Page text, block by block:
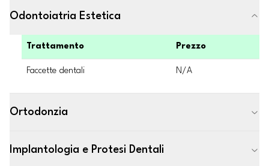
Odontoiatria Estetica
Trattamento Prezzo
Faccette dentali N/A
Ortodonzia
Implantologia e Protesi Dentali